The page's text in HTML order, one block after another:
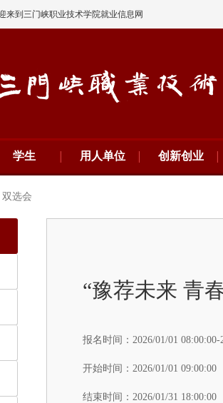
来到三门峡职业技术学院就业信息网
学生 用人单位 创新创业
双选会
“豫荐未来 青
报名时间： 2026/01/01
开始时间： 2026/01/01 09:00:00
结束时间： 2026/01/31 18:00:00